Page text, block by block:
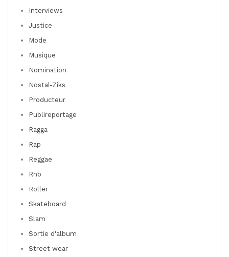
Interviews
Justice
Mode
Musique
Nomination
Nostal-Ziks
Producteur
Publireportage
Ragga
Rap
Reggae
Rnb
Roller
Skateboard
Slam
Sortie d'album
Street wear